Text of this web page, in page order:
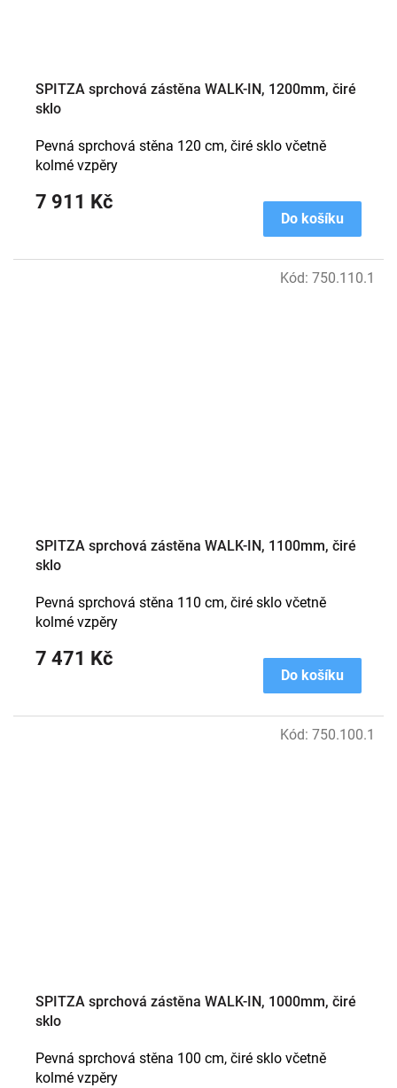
SPITZA sprchová zástěna WALK-IN, 1200mm, čiré
sklo
7 911 Kč
Do košíku
Pevná sprchová stěna 120 cm, čiré sklo včetně
kolmé vzpěry
SPITZA sprchová zástěna WALK-IN, 1100mm, čiré
sklo
7 471 Kč
Do košíku
Pevná sprchová stěna 110 cm, čiré sklo včetně
kolmé vzpěry
Kód: 750.110.1
SPITZA sprchová zástěna WALK-IN, 1000mm, čiré
sklo
Pevná sprchová stěna 100 cm, čiré sklo včetně
kolmé vzpěry
Kód: 750.100.1